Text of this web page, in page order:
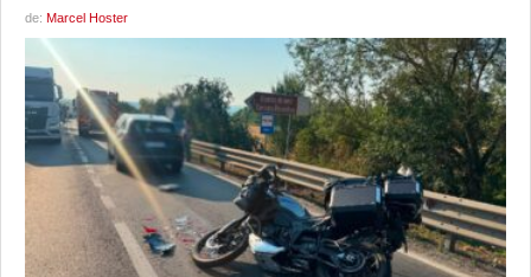
de: Marcel Hoster